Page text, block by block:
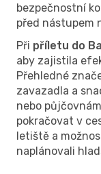
bezpečnostní
před nástupem
Při příletu do
aby zajistila
Přehledné
zavazadla a
nebo
pokračovat v
letiště a
naplánovali